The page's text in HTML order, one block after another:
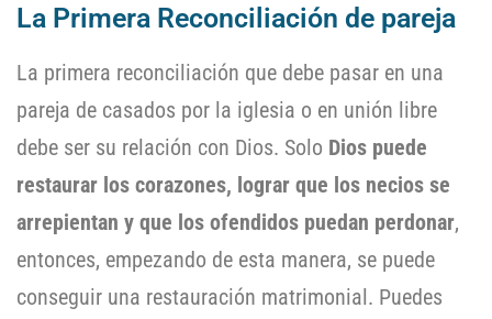
La Primera Reconciliación de pareja
La primera reconciliación que debe pasar en una
pareja de casados por la iglesia o en unión libre
debe ser su relación con Dios. Solo Dios puede
restaurar los corazones, lograr que los necios se
arrepientan y que los ofendidos puedan perdonar,
entonces, empezando de esta manera, se puede
conseguir una restauración matrimonial. Puedes